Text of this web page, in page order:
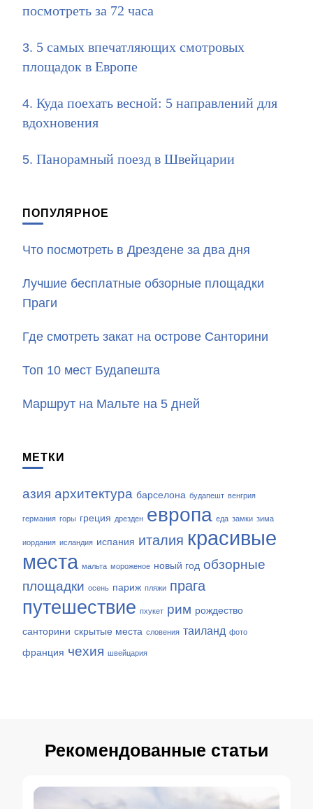
посмотреть за 72 часа
5 самых впечатляющих смотровых
площадок в Европе
Куда поехать весной: 5 направлений для
вдохновения
Панорамный поезд в Швейцарии
ПОПУЛЯРНОЕ
Что посмотреть в Дрездене за два дня
Лучшие бесплатные обзорные площадки
Праги
Где смотреть закат на острове Санторини
Топ 10 мест Будапешта
Маршрут на Мальте на 5 дней
МЕТКИ
азия архитектура барселона будапешт венгрия
германия горы греция дрезден европа еда замки зима
иордания исландия испания италия красивые
места мальта мороженое новый год обзорные
площадки осень париж пляжи прага
путешествие пхукет рим рождество
санторини скрытые места словения таиланд фото
франция чехия швейцария
Рекомендованные статьи